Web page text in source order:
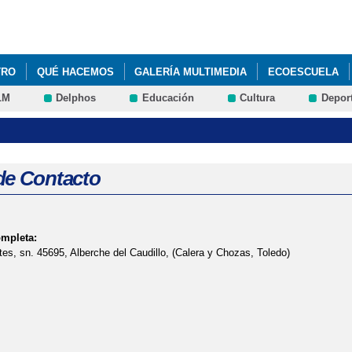
QUÉ HACEMOS GALERÍA MULTIMEDIA ECOESCUELA
Delphos Educación Cultura
Contacto
sn. 45695, Alberche del Caudillo, (Calera y Chozas, Toledo)